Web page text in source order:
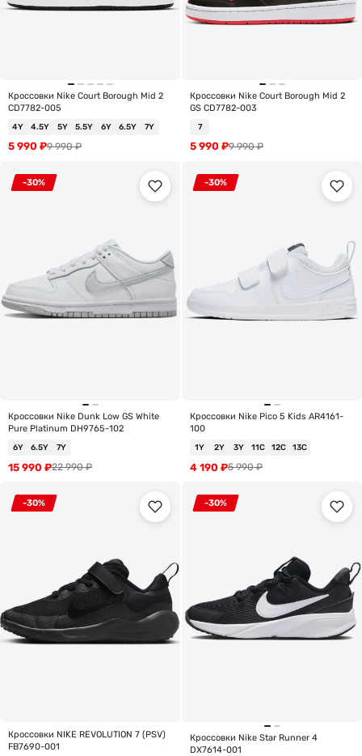
Кроссовки Nike Court Borough Mid 2
CD7782-005
4Y 4.5Y 5Y 5.5Y 6Y 6.5Y 7Y
9 990₽
5 990 ₽
Кроссовки Nike Court Borough Mid 2
GS CD7782-003
7
9 990₽
5 990 ₽
-30%
Кроссовки Nike Dunk Low GS White
Pure Platinum DH9765-102
6Y 6.5Y 7Y
22 990₽
15 990 ₽
-30%
Кроссовки Nike Pico 5 Kids AR4161-
100
1Y 2Y 3Y 11C 12C 13C
5 990₽
4 190 ₽
-30%
Кроссовки NIKE REVOLUTION 7 (PSV)
FB7690-001
-30%
Кроссовки Nike Star Runner 4
DX7614-001